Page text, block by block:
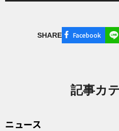
SHARE Facebook
記事カ
ニュース